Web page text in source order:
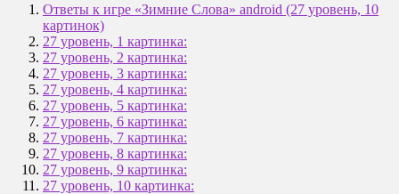
Ответы к игре «Зимние Слова» android (27 уровень, 10
картинок)
27 уровень, 1 картинка:
27 уровень, 2 картинка:
27 уровень, 3 картинка:
27 уровень, 4 картинка:
27 уровень, 5 картинка:
27 уровень, 6 картинка:
27 уровень, 7 картинка:
27 уровень, 8 картинка:
27 уровень, 9 картинка:
27 уровень, 10 картинка: